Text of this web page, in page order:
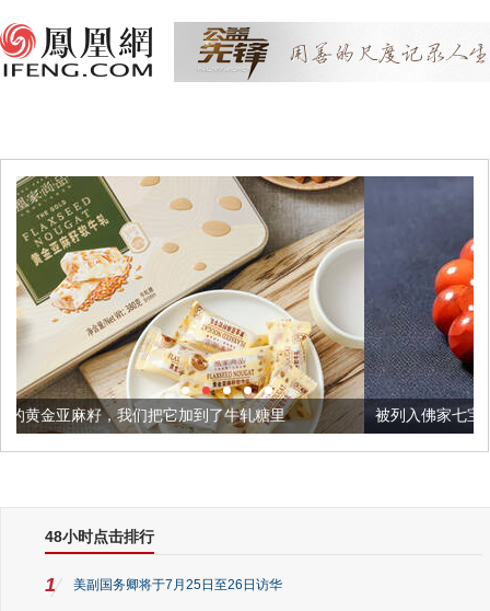
它加到了牛轧糖里 被列入佛家七宝的它到底有多美？
48小时点击排行
1 美副国务卿将于7月25日至26日访华